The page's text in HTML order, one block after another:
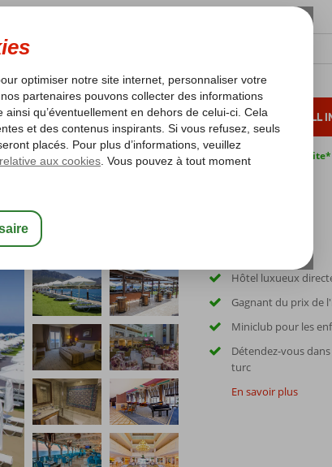
SOLEIL D'HIVER VACANCES AU SOLEIL ALL
bas* Pas de surcharge carburant Annulation gratuite*
Hôtel luxueux
Gagnant du prix de
Miniclub pour les
Détendez-vous
turc
En savoir plus